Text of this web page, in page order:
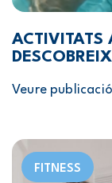
ACTIVITATS
Veure publicació
FITNESS